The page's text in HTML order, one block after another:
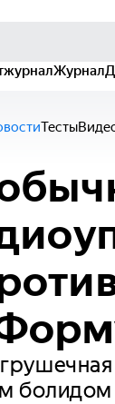
Журнал
Тесты
болидом